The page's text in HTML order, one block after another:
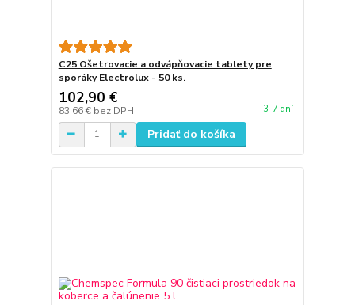
C25 Ošetrovacie a odvápňovacie tablety pre
sporáky Electrolux - 50 ks.
102,90 €
83,66 € bez DPH 3-7 dní
Pridať do košíka